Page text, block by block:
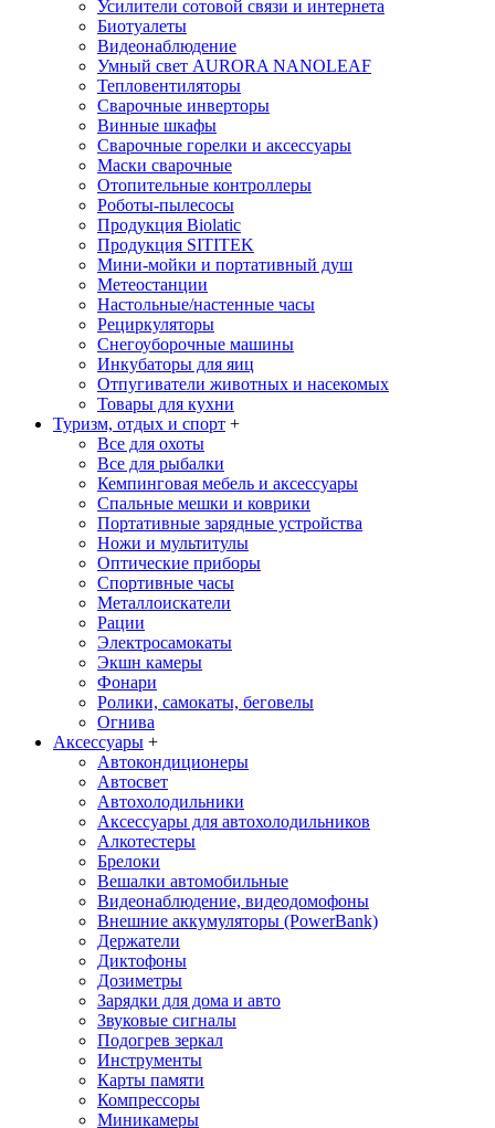
Усилители сотовой связи и интернета
Биотуалеты
Видеонаблюдение
Умный свет AURORA NANOLEAF
Тепловентиляторы
Сварочные инверторы
Винные шкафы
Сварочные горелки и аксессуары
Маски сварочные
Отопительные контроллеры
Роботы-пылесосы
Продукция Biolatic
Продукция SITITEK
Мини-мойки и портативный душ
Метеостанции
Настольные/настенные часы
Рециркуляторы
Снегоуборочные машины
Инкубаторы для яиц
Отпугиватели животных и насекомых
Товары для кухни
Туризм, отдых и спорт +
Все для охоты
Все для рыбалки
Кемпинговая мебель и аксессуары
Спальные мешки и коврики
Портативные зарядные устройства
Ножи и мультитулы
Оптические приборы
Спортивные часы
Металлоискатели
Рации
Электросамокаты
Экшн камеры
Фонари
Ролики, самокаты, беговелы
Огнива
Аксессуары +
Автокондиционеры
Aвтосвет
Автохолодильники
Аксессуары для автохолодильников
Алкотестеры
Брелоки
Вешалки автомобильные
Видеонаблюдение, видеодомофоны
Внешние аккумуляторы (PowerBank)
Держатели
Диктофоны
Дозиметры
Зарядки для дома и авто
Звуковые сигналы
Подогрев зеркал
Инструменты
Карты памяти
Компрессоры
Миникамеры